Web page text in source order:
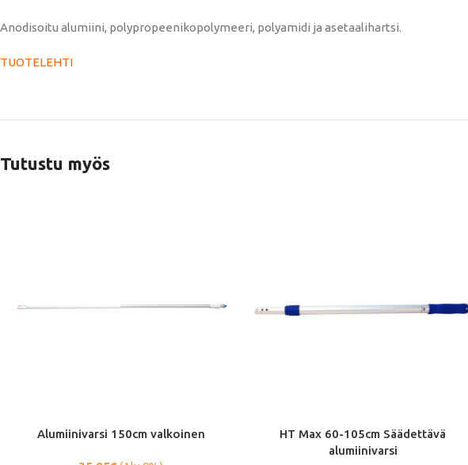
Anodisoitu alumiini, polypropeenikopolymeeri, polyamidi ja asetaalihartsi.
TUOTELEHTI
Tutustu myös
Alumiinivarsi 150cm valkoinen
HT Max 60-105cm Säädettävä
alumiinivarsi